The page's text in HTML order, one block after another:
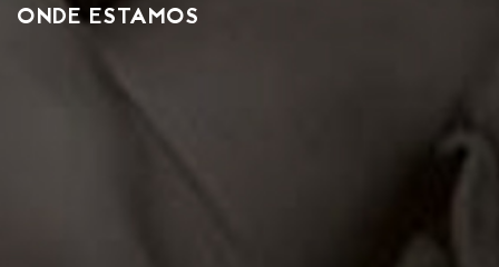
ONDE ESTAMOS